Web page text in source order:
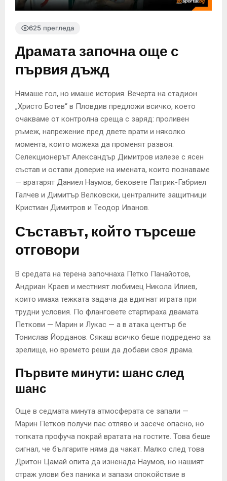
625 прегледа
Драмата започна още с
първия дъжд
Нямаше гол, но имаше история. Вечерта на стадион
„Христо Ботев“ в Пловдив предложи всичко, което
очакваме от контролна среща с заряд: проливен
ръмеж, напрежение пред двете врати и няколко
момента, които можеха да променят развоя.
Селекционерът Александър Димитров излезе с ясен
състав и остави доверие на имената, които познаваме
— вратарят Даниел Наумов, бековете Патрик-Габриел
Галчев и Димитър Велковски, централните защитници
Кристиан Димитров и Теодор Иванов.
Съставът, който търсеше
отговори
В средата на терена започнаха Петко Панайотов,
Андриан Краев и местният любимец Никола Илиев,
които имаха тежката задача да вдигнат играта при
трудни условия. По фланговете стартираха двамата
Петкови — Марин и Лукас — а в атака център бе
Тонислав Йорданов. Сякаш всичко беше подредено за
зрелище, но времето реши да добави своя драма.
Първите минути: шанс след
шанс
Още в седмата минута атмосферата се запали —
Марин Петков получи пас отляво и засече опасно, но
топката профуча покрай вратата на гостите. Това беше
сигнал, че българите няма да чакат. Малко след това
Дритон Цамай опита да изненада Наумов, но нашият
страж улови без паника и запази спокойствие в